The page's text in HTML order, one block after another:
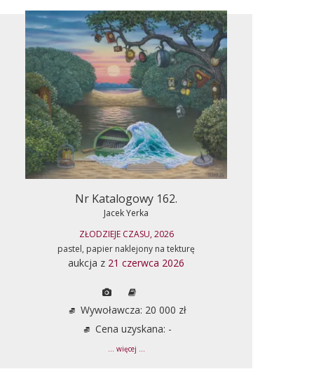
Nr Katalogowy 162.
Jacek Yerka
ZŁODZIEJE CZASU, 2026
pastel, papier naklejony na tekturę
aukcja z 21 czerwca 2026
Wywoławcza: 20 000 zł
Cena uzyskana: -
... więcej ...